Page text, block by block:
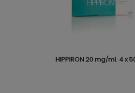
HIPPIRON 20 mg/ml. 4 x